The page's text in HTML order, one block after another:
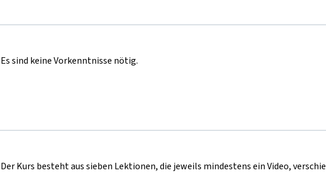
Es sind keine Vorkenntnisse nötig.
Der Kurs besteht aus sieben Lektionen, die jeweils mindestens ein Video,